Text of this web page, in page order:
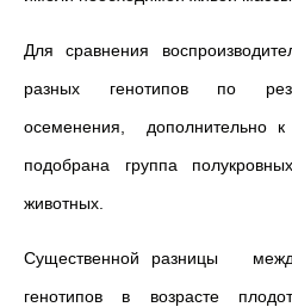
Для сравнения
разных генотипов по
осеменения, дополнительно
подобрана группа
животных.
Существенной разницы
генотипов в возрасте